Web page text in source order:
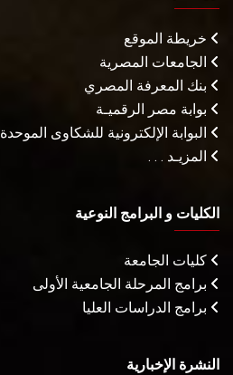
خريطة الموقع
الجامعات المصرية
بنك المعرفة المصري
بوابة مصر الرقميـة
البوابة الإلكترونية للشكاوى الموحدة
المزيـد . . .
الكليات و البرامج النوعية
كليات الجامعة
برامج المرحلة الجامعية الأولى
برامج الدراسات العليا
النشرة الإخبارية